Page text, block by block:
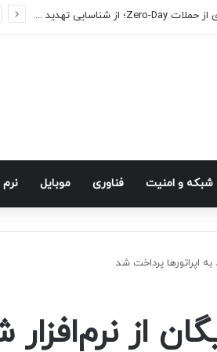
ایکس در راه است
شبكه و امنيت فناوری موبايل نرم
به اپراتورها پرداخت شد
از نرم‌افزار